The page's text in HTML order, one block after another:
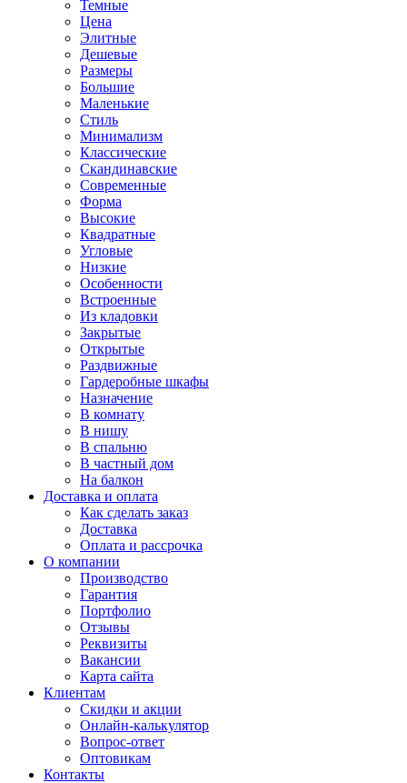
Темные
Цена
Элитные
Дешевые
Размеры
Большие
Маленькие
Стиль
Минимализм
Классические
Скандинавские
Современные
Форма
Высокие
Квадратные
Угловые
Низкие
Особенности
Встроенные
Из кладовки
Закрытые
Открытые
Раздвижные
Гардеробные шкафы
Назначение
В комнату
В нишу
В спальню
В частный дом
На балкон
Доставка и оплата
Как сделать заказ
Доставка
Оплата и рассрочка
О компании
Производство
Гарантия
Портфолио
Отзывы
Реквизиты
Вакансии
Карта сайта
Клиентам
Скидки и акции
Онлайн-калькулятор
Вопрос-ответ
Оптовикам
Контакты